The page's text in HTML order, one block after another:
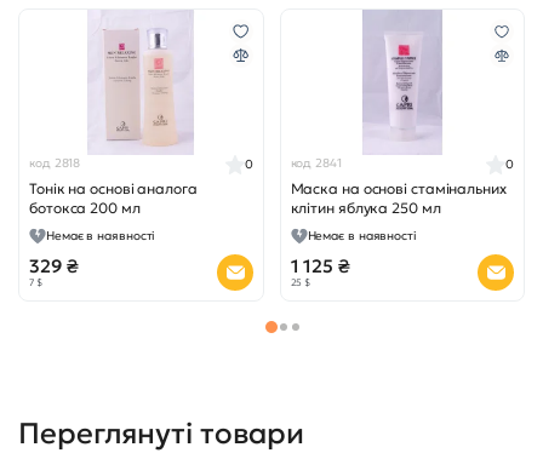
код 2818
Тонік на основі аналога
ботокса 200 мл
0
Немає в наявності
329 ₴
7 $
код 2841
Маска на основі стамінальних
клітин яблука 250 мл
0
Немає в наявності
1 125 ₴
25 $
Переглянуті товари